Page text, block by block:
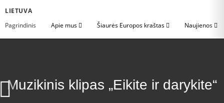
LIETUVA
Pagrindinis
Apie mus Šiaurės Europos kraštas Naujienos
Muzikinis klipas „Eikite ir darykite“